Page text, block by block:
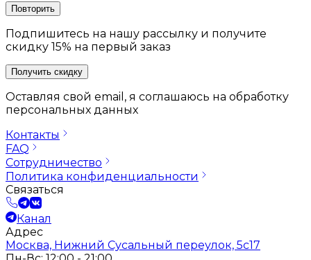
Повторить
Подпишитесь на нашу рассылку и получите
скидку 15% на первый заказ
Получить скидку
Оставляя свой email, я соглашаюсь на обработку
персональных данных
Контакты
FAQ
Сотрудничество
Политика конфиденциальности
Связаться
Канал
Адрес
Москва, Нижний Сусальный переулок, 5с17